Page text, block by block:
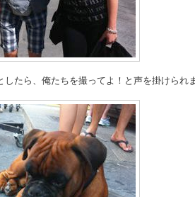
したら、俺たちを撮ってよ！と声を掛けられ